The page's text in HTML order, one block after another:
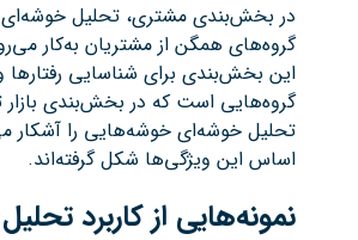
در بخش‌بندی مشتری، تحلیل خوشه‌ای
گروه‌های همگن از مشتریان به‌کار
این بخش‌بندی برای شناسایی
گروه‌هایی است که در بخش‌بندی بازار
تحلیل خوشه‌ای خوشه‌هایی را آشکار
اساس این ویژگی‌ها شکل گرفته‌اند.
نمونه‌هایی از کاربرد